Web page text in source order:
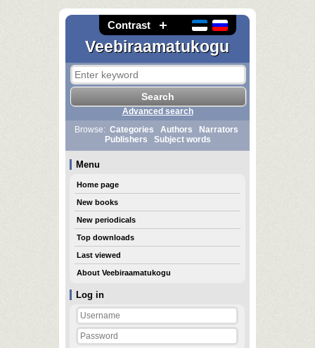
Contrast
Veebiraamatukogu
Log in
Advanced search
Browse: Categories Authors
Narrators
Publishers
Subject words
Menu
Home page
New books
New periodicals
Top downloads
Last viewed
About Veebiraamatukogu